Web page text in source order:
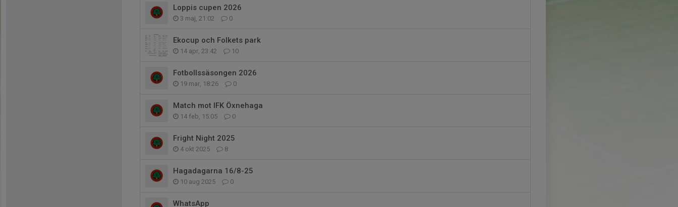
Loppis cupen 2026
3 maj, 21:02 0
Ekocup och Folkets park
14 apr, 23:42 10
Fotbollssäsongen 2026
19 mar, 18:26 0
Match mot IFK Öxnehaga
14 feb, 15:05 0
Fright Night 2025
4 okt 2025 8
Hagadagarna 16/8-25
10 aug 2025 0
WhatsApp